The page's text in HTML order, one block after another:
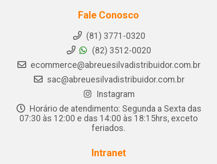
Fale Conosco
(81) 3771-0320
(82) 3512-0020
ecommerce@abreuesilvadistribuidor.com.br
sac@abreuesilvadistribuidor.com.br
Instagram
Horário de atendimento: Segunda a Sexta das
07:30 às 12:00 e das 14:00 às 18:15hrs, exceto
feriados.
Intranet